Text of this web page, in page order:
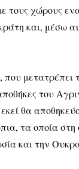
χώρους
και, μέσω
μετατρέπει
του
θα
τα οποία στη
και την